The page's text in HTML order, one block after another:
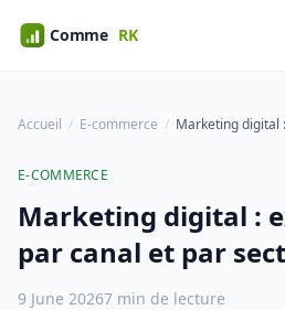
Accueil E-commerce Marketing digital : exemples
E-COMMERCE
Marketing digital :
par canal et par
9 June 20267 min de lecture